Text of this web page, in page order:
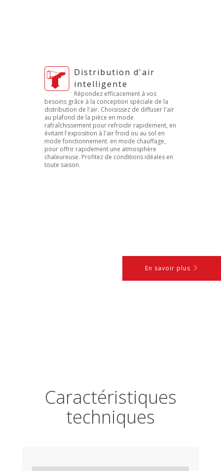
Distribution d'air
intelligente
Répondez efficacement à vos
besoins grâce à la conception spéciale de la
distribution de l'air. Choisissez de diffuser l'air
au plafond de la pièce en mode
rafraîchissement pour refroidir rapidement, en
évitant l'exposition à l'air froid ou au sol en
mode fonctionnement. en mode chauffage,
pour offrir rapidement une atmosphère
chaleureuse. Profitez de conditions idéales en
toute saison.
En savoir plus
Caractéristiques
techniques